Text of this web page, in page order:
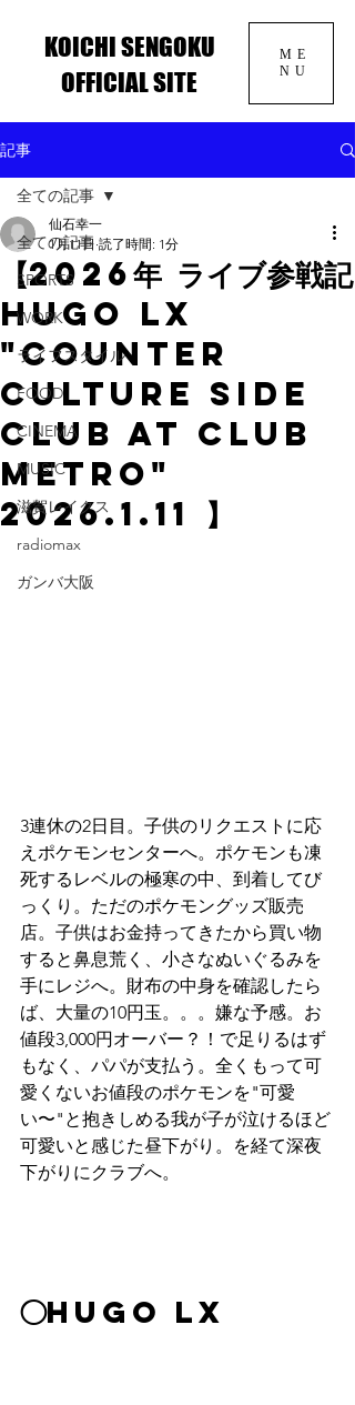
ME
NU
KOICHI SENGOKU
OFFICIAL SITE
記事
全ての記事
SPORTS
WORK
ライフスタイル
FOOD
CINEMA
MUSIC
滋賀レイクス
radiomax
ガンバ大阪
全ての記事
【2026年 ライブ参戦記
Hugo LX
"Counter
Culture Side
Club at Club
Metro"
2026.1.11 】
仙石幸一
1月11日 読了時間: 1分
3連休の2日目。子供のリクエストに応
えポケモンセンターへ。ポケモンも凍
死するレベルの極寒の中、到着してび
っくり。ただのポケモングッズ販売
店。子供はお金持ってきたから買い物
すると鼻息荒く、小さなぬいぐるみを
手にレジへ。財布の中身を確認したら
ば、大量の10円玉。。。嫌な予感。お
値段3,000円オーバー？！で足りるはず
もなく、パパが支払う。全くもって可
愛くないお値段のポケモンを"可愛
い〜"と抱きしめる我が子が泣けるほど
可愛いと感じた昼下がり。を経て深夜
下がりにクラブへ。
◯Hugo LX